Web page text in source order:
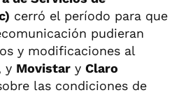
cerró el período para que
pudieran
y modificaciones al
y Movistar y Claro
las condiciones de